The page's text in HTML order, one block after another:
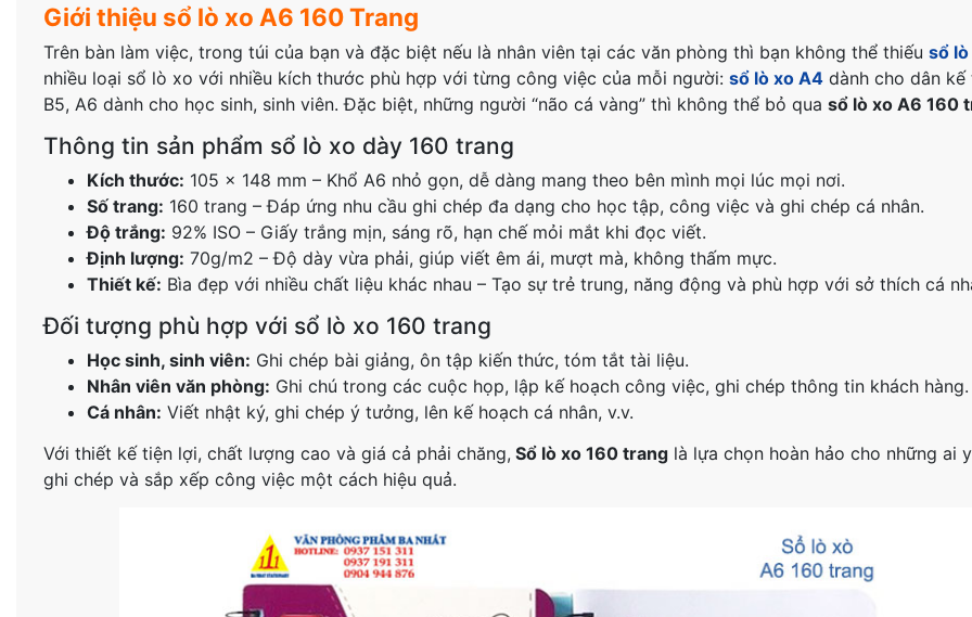
Giới thiệu sổ lò xo A6 160 Trang
Trên bàn làm việc, trong túi của bạn và đặc biệt nếu là nhân viên tại các văn phòng thì bạn không thể thiếu sổ
nhiều loại sổ lò xo với nhiều kích thước phù hợp với từng công việc của mỗi người: sổ lò xo A4dành cho dân kế
B5, A6 dành cho học sinh, sinh viên. Đặc biệt, những người “não cá vàng” thì không thể bỏ qua sổ lò xo A6 160
Thông tin sản phẩm sổ lò xo dày 160 trang
Kích thước: 105 x 148 mm – Khổ A6 nhỏ gọn, dễ dàng mang theo bên mình mọi lúc mọi nơi.
Số trang: 160 trang – Đáp ứng nhu cầu ghi chép đa dạng cho học tập, công việc và ghi chép cá nhân.
Độ trắng: 92% ISO – Giấy trắng mịn, sáng rõ, hạn chế mỏi mắt khi đọc viết.
Định lượng: 70g/m2 – Độ dày vừa phải, giúp viết êm ái, mượt mà, không thấm mực.
Thiết kế: Bìa đẹp với nhiều chất liệu khác nhau – Tạo sự trẻ trung, năng động và phù hợp với sở thích cá
Đối tượng phù hợp với sổ lò xo 160 trang
Học sinh, sinh viên: Ghi chép bài giảng, ôn tập kiến thức, tóm tắt tài liệu.
Nhân viên văn phòng: Ghi chú trong các cuộc họp, lập kế hoạch công việc, ghi chép thông tin khách hàng.
Cá nhân: Viết nhật ký, ghi chép ý tưởng, lên kế hoạch cá nhân, v.v.
Với thiết kế tiện lợi, chất lượng cao và giá cả phải chăng, Sổ lò xo 160 tranglà lựa chọn hoàn hảo cho những ai
ghi chép và sắp xếp công việc một cách hiệu quả.